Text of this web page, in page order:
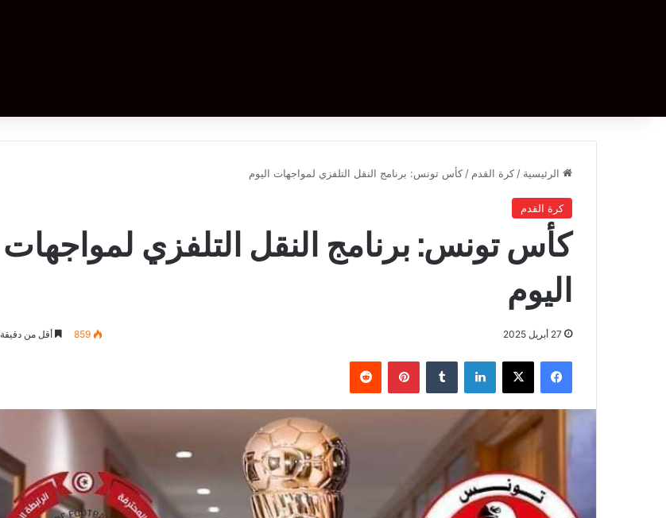
الرئيسية / كرة القدم / كأس تونس: برنامج النقل التلفزي لمواجهات اليوم
كرة القدم
كأس تونس: برنامج النقل التلفزي لمواجهات
اليوم
27 أبريل 2025 859 أقل من دقيقة
فيسبوك ‫X لينكدإن بينتيريست